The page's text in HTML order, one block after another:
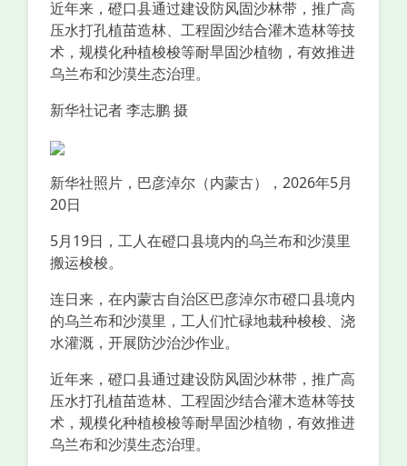
近年来，磴口县通过建设防风固沙林带，推广高
压水打孔植苗造林、工程固沙结合灌木造林等技
术，规模化种植梭梭等耐旱固沙植物，有效推进
乌兰布和沙漠生态治理。
新华社记者 李志鹏 摄
新华社照片，巴彦淖尔（内蒙古），2026年5月
20日
5月19日，工人在磴口县境内的乌兰布和沙漠里
搬运梭梭。
连日来，在内蒙古自治区巴彦淖尔市磴口县境内
的乌兰布和沙漠里，工人们忙碌地栽种梭梭、浇
水灌溉，开展防沙治沙作业。
近年来，磴口县通过建设防风固沙林带，推广高
压水打孔植苗造林、工程固沙结合灌木造林等技
术，规模化种植梭梭等耐旱固沙植物，有效推进
乌兰布和沙漠生态治理。